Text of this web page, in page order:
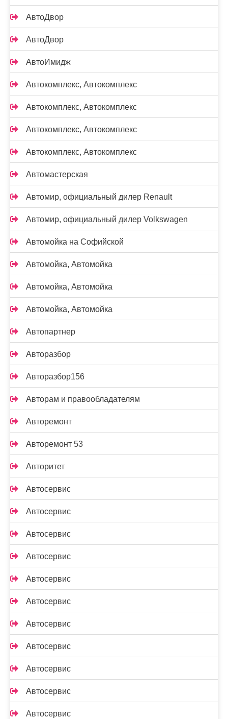
АвтоДвор
АвтоДвор
АвтоИмидж
Автокомплекс, Автокомплекс
Автокомплекс, Автокомплекс
Автокомплекс, Автокомплекс
Автокомплекс, Автокомплекс
Автомастерская
Автомир, официальный дилер Renault
Автомир, официальный дилер Volkswagen
Автомойка на Софийской
Автомойка, Автомойка
Автомойка, Автомойка
Автомойка, Автомойка
Автопартнер
Авторазбор
Авторазбор156
Авторам и правообладателям
Авторемонт
Авторемонт 53
Авторитет
Автосервис
Автосервис
Автосервис
Автосервис
Автосервис
Автосервис
Автосервис
Автосервис
Автосервис
Автосервис
Автосервис